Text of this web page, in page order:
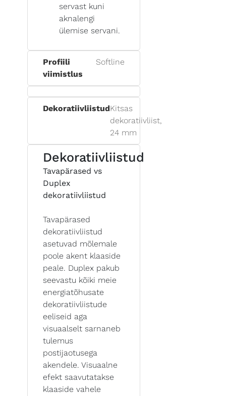
servast kuni
aknalengi
ülemise servani.
Profiili
viimistlus
Softline
DekoratiivliistudKitsas
dekoratiivliist,
24 mm
Dekoratiivliistud
Tavapärased vs
Duplex
dekoratiivliistud
Tavapärased
dekoratiivliistud
asetuvad mõlemale
poole akent klaaside
peale. Duplex pakub
seevastu kõiki meie
energiatõhusate
dekoratiivliistude
eeliseid aga
visuaalselt sarnaneb
tulemus
postijaotusega
akendele. Visuaalne
efekt saavutatakse
klaaside vahele